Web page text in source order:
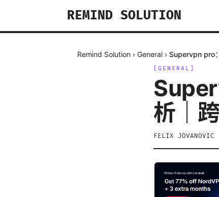
REMIND SOLUTION
Remind Solution › General › Supervpn pro
GENERAL
析｜
FELIX JOVANOVIC